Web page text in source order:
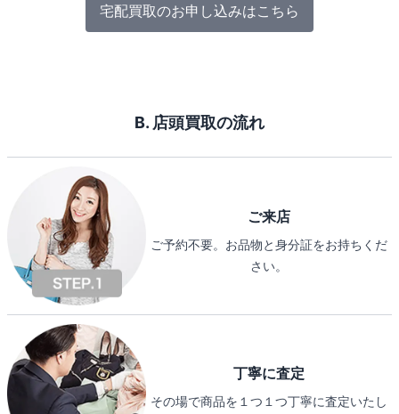
宅配買取のお申し込みはこちら
B. 店頭買取の流れ
ご来店
ご予約不要。お品物と身分証をお持ちくだ
さい。
丁寧に査定
その場で商品を１つ１つ丁寧に査定いたし